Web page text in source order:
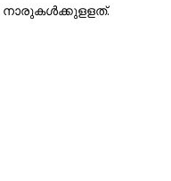
നാരുകള്‍ക്കുളളത്.